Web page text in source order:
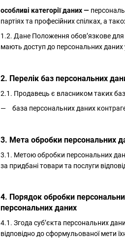
особливі категорії даних —
партіях та професійних спілках, а
1.2. Дане Положення обов’язкове
мають доступ до персональних даних
2. Перелік баз персональних
2.1. Продавець є власником таких
база персональних даних
3. Мета обробки персональних
3.1. Метою обробки персональних
за придбані товари та послуги
4. Порядок обробки
персональних даних
4.1. Згода суб’єкта персональних
відповідно до сформульованої мети